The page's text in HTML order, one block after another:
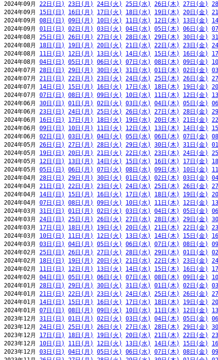
2024年09月 22日(日) 23日(月) 24日(火) 25日(水) 26日(木) 27日(金)
2024年09月 15日(日) 16日(月) 17日(火) 18日(水) 19日(木) 20日(金)
2024年09月 08日(日) 09日(月) 10日(火) 11日(水) 12日(木) 13日(金)
2024年09月 01日(日) 02日(月) 03日(火) 04日(水) 05日(木) 06日(金)
2024年08月 25日(日) 26日(月) 27日(火) 28日(水) 29日(木) 30日(金)
2024年08月 18日(日) 19日(月) 20日(火) 21日(水) 22日(木) 23日(金)
2024年08月 11日(日) 12日(月) 13日(火) 14日(水) 15日(木) 16日(金)
2024年08月 04日(日) 05日(月) 06日(火) 07日(水) 08日(木) 09日(金)
2024年07月 28日(日) 29日(月) 30日(火) 31日(水) 01日(木) 02日(金)
2024年07月 21日(日) 22日(月) 23日(火) 24日(水) 25日(木) 26日(金)
2024年07月 14日(日) 15日(月) 16日(火) 17日(水) 18日(木) 19日(金)
2024年07月 07日(日) 08日(月) 09日(火) 10日(水) 11日(木) 12日(金)
2024年06月 30日(日) 01日(月) 02日(火) 03日(水) 04日(木) 05日(金)
2024年06月 23日(日) 24日(月) 25日(火) 26日(水) 27日(木) 28日(金)
2024年06月 16日(日) 17日(月) 18日(火) 19日(水) 20日(木) 21日(金)
2024年06月 09日(日) 10日(月) 11日(火) 12日(水) 13日(木) 14日(金)
2024年06月 02日(日) 03日(月) 04日(火) 05日(水) 06日(木) 07日(金)
2024年05月 26日(日) 27日(月) 28日(火) 29日(水) 30日(木) 31日(金)
2024年05月 19日(日) 20日(月) 21日(火) 22日(水) 23日(木) 24日(金)
2024年05月 12日(日) 13日(月) 14日(火) 15日(水) 16日(木) 17日(金)
2024年05月 05日(日) 06日(月) 07日(火) 08日(水) 09日(木) 10日(金)
2024年04月 28日(日) 29日(月) 30日(火) 01日(水) 02日(木) 03日(金)
2024年04月 21日(日) 22日(月) 23日(火) 24日(水) 25日(木) 26日(金)
2024年04月 14日(日) 15日(月) 16日(火) 17日(水) 18日(木) 19日(金)
2024年04月 07日(日) 08日(月) 09日(火) 10日(水) 11日(木) 12日(金)
2024年03月 31日(日) 01日(月) 02日(火) 03日(水) 04日(木) 05日(金)
2024年03月 24日(日) 25日(月) 26日(火) 27日(水) 28日(木) 29日(金)
2024年03月 17日(日) 18日(月) 19日(火) 20日(水) 21日(木) 22日(金)
2024年03月 10日(日) 11日(月) 12日(火) 13日(水) 14日(木) 15日(金)
2024年03月 03日(日) 04日(月) 05日(火) 06日(水) 07日(木) 08日(金)
2024年02月 25日(日) 26日(月) 27日(火) 28日(水) 29日(木) 01日(金)
2024年02月 18日(日) 19日(月) 20日(火) 21日(水) 22日(木) 23日(金)
2024年02月 11日(日) 12日(月) 13日(火) 14日(水) 15日(木) 16日(金)
2024年02月 04日(日) 05日(月) 06日(火) 07日(水) 08日(木) 09日(金)
2024年01月 28日(日) 29日(月) 30日(火) 31日(水) 01日(木) 02日(金)
2024年01月 21日(日) 22日(月) 23日(火) 24日(水) 25日(木) 26日(金)
2024年01月 14日(日) 15日(月) 16日(火) 17日(水) 18日(木) 19日(金)
2024年01月 07日(日) 08日(月) 09日(火) 10日(水) 11日(木) 12日(金)
2023年12月 31日(日) 01日(月) 02日(火) 03日(水) 04日(木) 05日(金)
2023年12月 24日(日) 25日(月) 26日(火) 27日(水) 28日(木) 29日(金)
2023年12月 17日(日) 18日(月) 19日(火) 20日(水) 21日(木) 22日(金)
2023年12月 10日(日) 11日(月) 12日(火) 13日(水) 14日(木) 15日(金)
2023年12月 03日(日) 04日(月) 05日(火) 06日(水) 07日(木) 08日(金)